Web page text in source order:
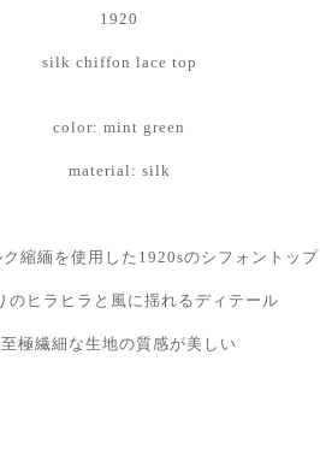
1920
silk chiffon lace top
color: mint green
material: silk
縮緬を使用した1920sのシフォントップ
のヒラヒラと風に揺れるディテール
至極繊細な生地の質感が美しい